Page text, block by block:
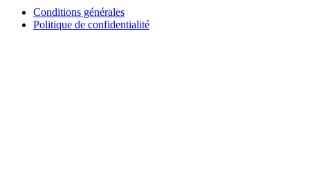
Conditions générales
Politique de confidentialité